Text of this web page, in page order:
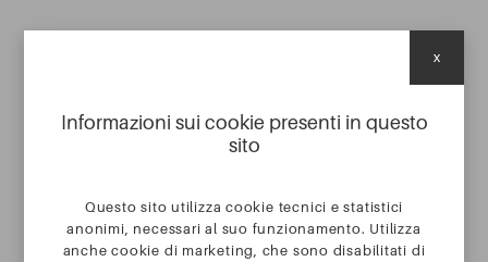
SERVIZI
RICHIEDI UNA CONSULENZA GRATUITA
Informazioni sui cookie presenti in questo
sito
Questo sito utilizza cookie tecnici e statistici
anonimi, necessari al suo funzionamento. Utilizza
anche cookie di marketing, che sono disabilitati di
x